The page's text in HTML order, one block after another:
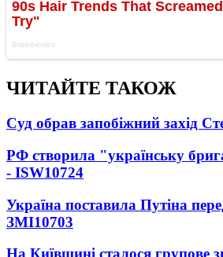
ЧИТАЙТЕ ТАКОЖ
Суд обрав запобіжний захід
РФ створила "українську
- ISW10724
Україна поставила Путіна
ЗМІ10703